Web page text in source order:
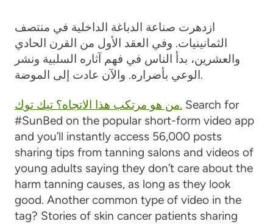
ازدهرت صناعة الدباغة الداخلية في منتصف
الثمانينيات. وفي العقد الأول من القرن الحادي
والعشرين، بدأ الناس في فهم آثاره السلبية ونشر
الوعي بأضراره. والآن عادت إلى الموضة.
من هو مرتكب هذا الاتجاه؟ تيك توك. Search for
#SunBed on the popular short-form video app
and you’ll instantly access 56,000 posts
sharing tips from tanning salons and videos of
young adults saying they don’t care about the
harm tanning causes, as long as they look
good. Another common type of video in the
tag? Stories of skin cancer patients sharing